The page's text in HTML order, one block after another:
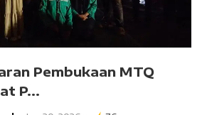
Pembukaan MTQ
P...